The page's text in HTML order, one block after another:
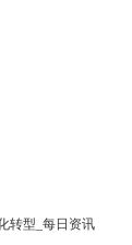
转型_每日资讯